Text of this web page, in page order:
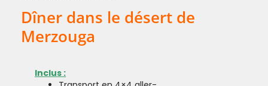
Dîner dans le désert de
Merzouga
Inclus :